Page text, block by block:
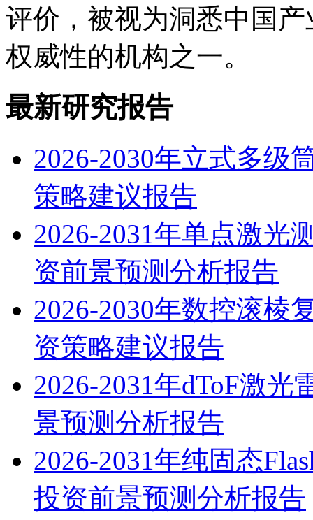
评价，被视为洞悉中国
权威性的机构之一。
最新研究报告
2026-2030年立式多级
策略建议报告
2026-2031年单点激光
资前景预测分析报告
2026-2030年数控滚棱
资策略建议报告
2026-2031年dToF激
景预测分析报告
2026-2031年纯固态
投资前景预测分析报告